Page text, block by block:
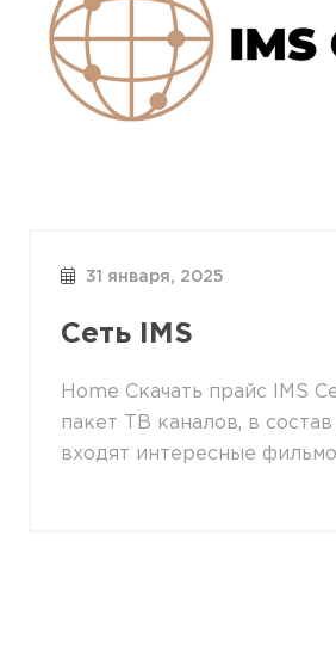
31 января, 2025
Сеть IMS
Home Скачать прайс IMS
пакет ТВ каналов, в
входят интересные